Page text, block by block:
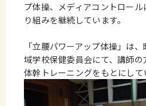
プ体操、メディアコントロー
り組みを継続しています。
「立腰パワーアップ体操」は
域学校保健委員会にて、講師
体幹トレーニングをもとにして